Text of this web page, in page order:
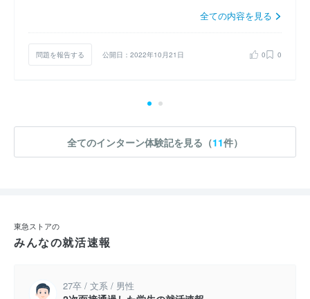
全ての内容を見る
問題を報告する 公開日：2022年10月21日 0 0
全てのインターン体験記を見る（11件）
東急ストアの
みんなの就活速報
27卒 / 文系 / 男性